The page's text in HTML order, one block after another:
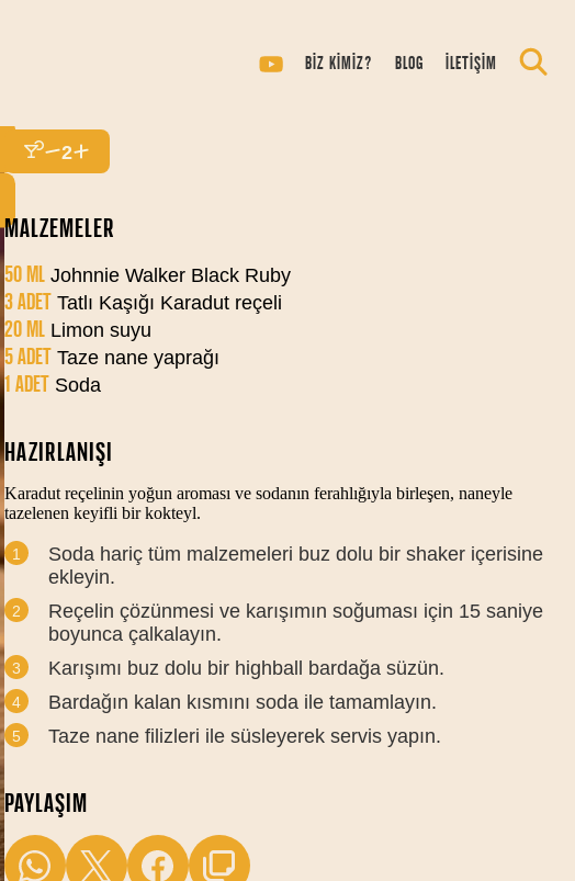
BİZ KİMİZ? BLOG İLETİŞİM
RUBY & MULBERRY
2
MALZEMELER
50 MLJohnnie Walker Black Ruby
3 ADET Tatlı Kaşığı Karadut reçeli
20 MLLimon suyu
5 ADET Taze nane yaprağı
1 ADET Soda
HAZIRLANIŞI
Karadut reçelinin yoğun aroması ve sodanın ferahlığıyla birleşen, naneyle
tazelenen keyifli bir kokteyl.
Soda hariç tüm malzemeleri buz dolu bir shaker içerisine
ekleyin.
Reçelin çözünmesi ve karışımın soğuması için 15 saniye
boyunca çalkalayın.
Karışımı buz dolu bir highball bardağa süzün.
Bardağın kalan kısmını soda ile tamamlayın.
Taze nane filizleri ile süsleyerek servis yapın.
PAYLAŞIM